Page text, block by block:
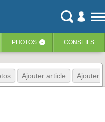
PHOTOS ‹ CONSEILS
Ajouter article Ajouter